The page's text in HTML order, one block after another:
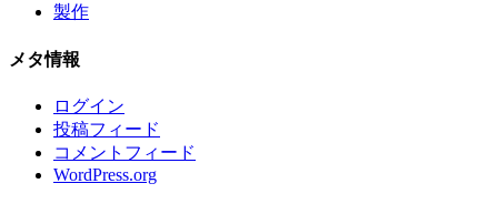
製作
メタ情報
ログイン
投稿フィード
コメントフィード
WordPress.org